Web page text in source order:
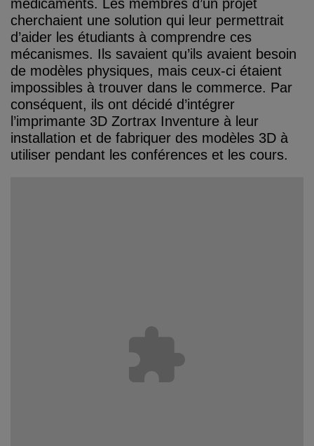
médicaments. Les membres d’un projet
cherchaient une solution qui leur permettrait
d’aider les étudiants à comprendre ces
mécanismes. Ils savaient qu’ils avaient besoin
de modèles physiques, mais ceux-ci étaient
impossibles à trouver dans le commerce. Par
conséquent, ils ont décidé d’intégrer
l’imprimante 3D Zortrax Inventure à leur
installation et de fabriquer des modèles 3D à
utiliser pendant les conférences et les cours.